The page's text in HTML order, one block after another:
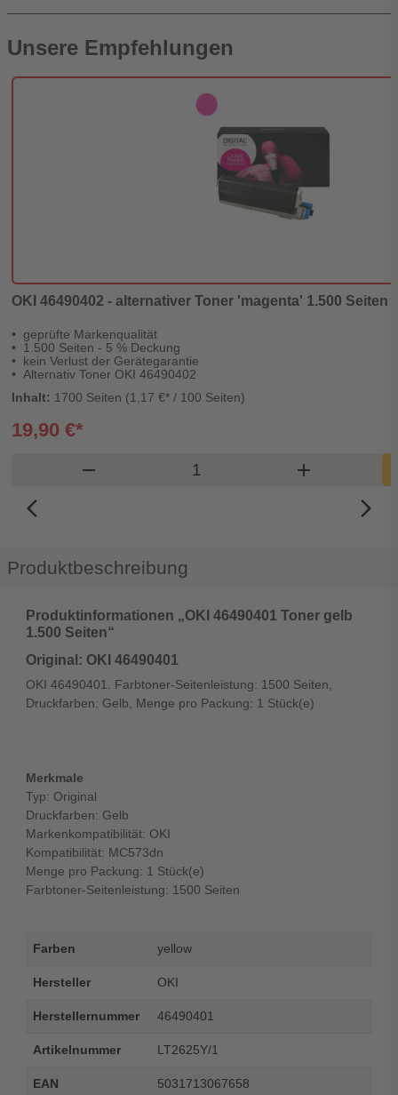
Unsere Empfehlungen
OKI 46490402 - alternativer Toner 'magenta' 1.500 Seiten
geprüfte Markenqualität
1.500 Seiten - 5 % Deckung
kein Verlust der Gerätegarantie
Alternativ Toner OKI 46490402
Inhalt: 1700 Seiten (1,17 €* / 100 Seiten)
19,90 €*
remove Produkt Warenkorb Menge
add
arrow_back_ios_new arrow_forward_ios
Produktbeschreibung
Produktinformationen „OKI 46490401 Toner gelb
1.500 Seiten“
Original: OKI 46490401
OKI 46490401. Farbtoner-Seitenleistung: 1500 Seiten,
Druckfarben: Gelb, Menge pro Packung: 1 Stück(e)
Merkmale
Typ: Original
Druckfarben: Gelb
Markenkompatibilität: OKI
Kompatibilität: MC573dn
Menge pro Packung: 1 Stück(e)
Farbtoner-Seitenleistung: 1500 Seiten
Farben yellow
Hersteller OKI
Herstellernummer 46490401
Artikelnummer LT2625Y/1
EAN 5031713067658